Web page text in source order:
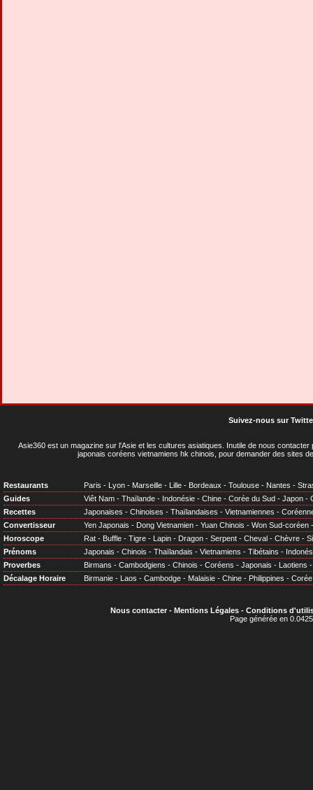
Suivez-nous sur
Asie360 est un magazine sur l'Asie et les cultures asiatiques . Inutile de nous
japonais coréens vietnamiens hk chinois, pour demander des sites
Restaurants Paris - Lyon - Marseille - Lille - Bordeaux - Toulouse - Nantes -
Guides
Viêt Nam - Thaïlande - Indonésie - Chine - Corée du Sud - Japon -
Recettes
Japonaises - Chinoises - Thaïlandaises - Vietnamiennes -
Convertisseur
Yen Japonais - Dong Vietnamien - Yuan Chinois - Won Sud-coréen
Horoscope
Rat - Buffle - Tigre - Lapin - Dragon - Serpent - Cheval - Chèvre -
Prénoms
Japonais - Chinois - Thaïlandais - Vietnamiens - Tibétains -
Proverbes
Birmans - Cambodgiens - Chinois - Coréens - Japonais - Laotiens
Décalage Horaire
Birmanie - Laos - Cambodge - Malaisie - Chine - Philippines - Corée
Nous contacter- Mentions Légales- Conditions
Page générée en